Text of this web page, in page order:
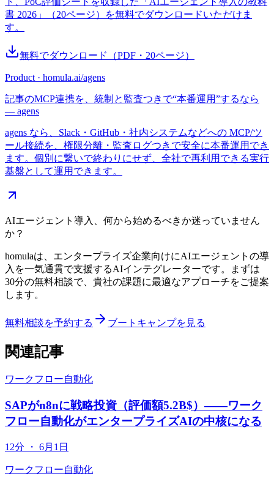
書 2026」（20ページ）を無料でダウンロードいただけま
す。
無料でダウンロード （PDF・ 20ページ）
Product · homula.ai/agens
記事のMCP連携を、統制と監査つきで“本番運用”するなら
— agens
agens なら、Slack・GitHub・社内システムなどへの MCP/ツ
ール接続を、権限分離・監査ログつきで安全に本番運用でき
ます。個別に繋いで終わりにせず、全社で再利用できる実行
基盤として運用できます。
AIエージェント導入、何から始めるべきか迷っていません
か？
homulaは、エンタープライズ企業向けにAIエージェントの導
入を一気通貫で支援するAIインテグレーターです。まずは
30分の無料相談で、貴社の課題に最適なアプローチをご提案
します。
無料相談を予約する ブートキャンプを見る
関連記事
ワークフロー自動化
SAPがn8nに戦略投資（評価額5.2B$）——ワーク
フロー自動化がエンタープライズAIの中核になる
12分 ・ 6月1日
ワークフロー自動化